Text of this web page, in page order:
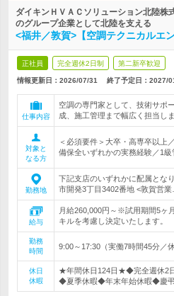
ダイキンＨＶＡＣソリューション北陸株
のグループ企業として北陸を支える
<福井／敦賀>【空調テクニカルエ
正社員 完全週休2日制 第二新卒歓迎
情報更新日：2026/07/31 終了予定日： 2027/
仕事内容
空調の専門家として、技術サポ
成、施工管理まで幅広く担当しま
対象と
なる方
＜必須要件＞大卒・高専卒以上
備保全いずれかの実務経験／1
勤務地
下記支店のいずれかに配属とな
市開発3丁目3402番地 <敦賀営業
給与
月給260,000円～※試用期間5ヶ
キルを考慮し決定いたします。
勤務
時間
9:00～17:30（実働7時間45分／
休日
休暇
★年間休日124日★◆完全週休2
◆夏季休暇◆年末年始休暇◆慶